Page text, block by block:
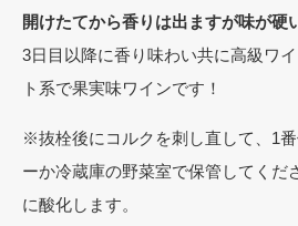
開けたてから香りは出ますが味が硬
3日目以降に香り味わい共に高級ワ
ト系で果実味ワインです！
※抜栓後にコルクを刺し直して、1
ーか冷蔵庫の野菜室で保管してくだ
に酸化します。